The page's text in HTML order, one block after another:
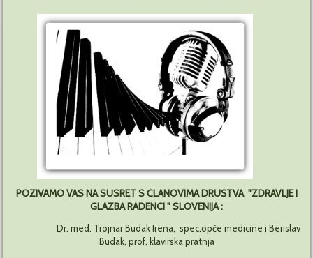
POZIVAMO VAS NA SUSRET S ČLANOVIMA DRUŠTVA "ZDRAVLJE I
GLAZBA RADENCI " SLOVENIJA :
Dr. med. Trojnar Budak Irena, spec.opće medicine i Berislav
Budak, prof, klavirska pratnja